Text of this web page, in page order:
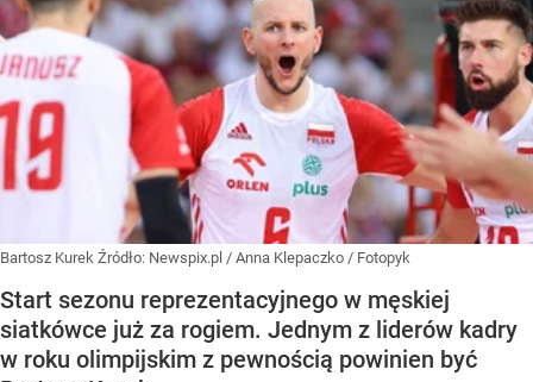
Bartosz Kurek Źródło: Newspix.pl / Anna Klepaczko / Fotopyk
Start sezonu reprezentacyjnego w męskiej
siatkówce już za rogiem. Jednym z liderów kadry
w roku olimpijskim z pewnością powinien być